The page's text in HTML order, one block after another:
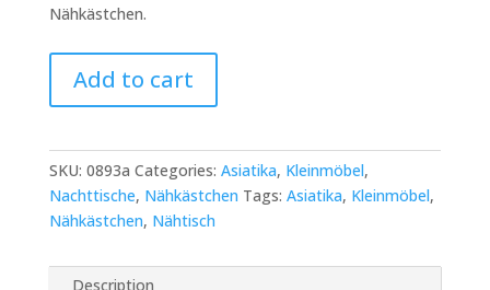
Nähkästchen.
chinesischer
quantity
Add to cart
SKU: 0893a Categories: Asiatika, Kleinmöbel,
Nachttische, Nähkästchen Tags: Asiatika, Kleinmöbel,
Nähkästchen, Nähtisch
Description